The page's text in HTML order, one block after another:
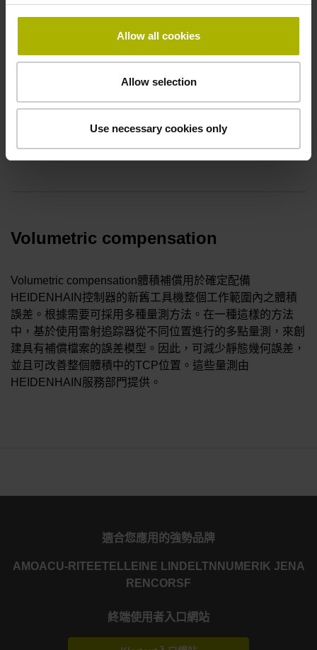
Allow all cookies
Allow selection
Use necessary cookies only
KinematicsComp
高的誤差。由於在機械層面上減少它們非常困難，因此
KinematicsComp提供明顯的經濟效益。其另實現對精度要
Volumetric compensation
Volumetric compensation體積補償用於確定配備
HEIDENHAIN控制器的新舊工具機整個工作範圍內之體積
誤差。根據需要可採用多種量測方法。在一種這樣的方法
中，基於使用雷射追踪器從不同位置進行的多點量測，來創
建具有補償檔案的誤差模型。因此，可減少靜態幾何誤差，
並且可改善整個體積中的TCP位置。這些量測由
HEIDENHAIN服務部門提供。
適合您應用的強勢品牌
AMOACU-RITE ETEL LEINE LINDE LTN NUMERIK JENA
RENCORSF
終端使用者入口網站